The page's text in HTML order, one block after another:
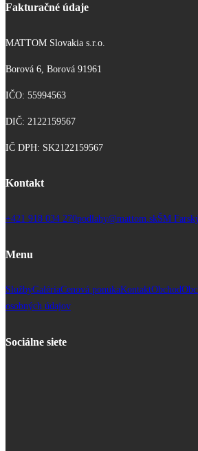
Fakturačné údaje
MATTOM Slovakia s.r.o.
Borová 6, Borová 91961
IČO: 55994563
DIČ: 2122159567
IČ DPH: SK2122159567
Kontakt
+421 918 034 270podlahy@mattom.skŠM
Menu
SlužbyGalériaCenová ponukaKontaktObchod
osobných údajov
Sociálne siete